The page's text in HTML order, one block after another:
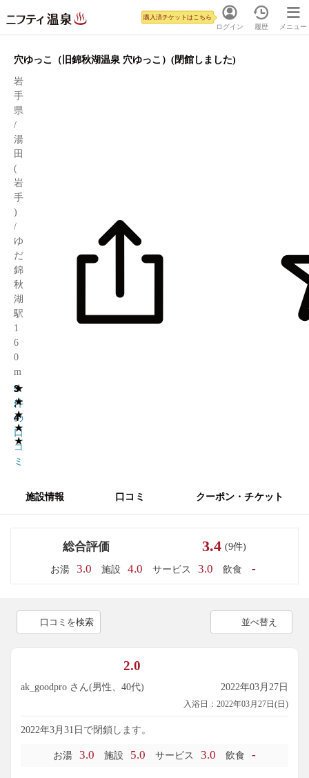
ログイン
購入済チケットはこちら
履歴 メニュー
穴ゆっこ（旧錦秋湖温泉 穴ゆっこ）(閉館しました)
岩
手
県
/
湯
田
(
岩
手
)
/
ゆ
だ
錦
秋
湖
駅
1
6
0
m
★
★
★
★
★
3
.
4
9
件
の
口
コ
ミ
施設情報 口コミ クーポン・チケット
総合評価 3.4 (9件)
お湯 3.0 施設 4.0 サービス 3.0 飲食 -
口コミを検索 並べ替え
2.0
ak_goodpro さん(男性、40代) 2022年03月27日
入浴日：2022年03月27日(日)
2022年3月31日で閉鎖します。
お湯 3.0 施設 5.0 サービス 3.0 飲食 -